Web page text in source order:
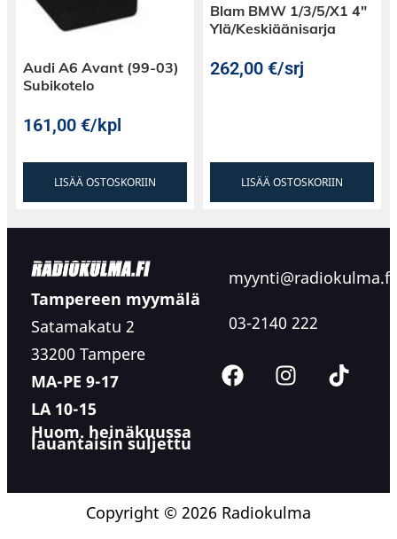
Audi A6 Avant (99-03)
Subikotelo
161,00€/kpl
LISÄÄ OSTOSKORIIN
Blam BMW 1/3/5/X1 4″
Ylä/Keskiäänisarja
262,00€/srj
LISÄÄ OSTOSKORIIN
Tampereen myymälä
Satamakatu 2
33200 Tampere
MA-PE 9-17
LA 10-15
Huom. heinäkuussa
lauantaisin suljettu
myynti@radiokulma.fi
03-2140 222
Copyright © 2026 Radiokulma